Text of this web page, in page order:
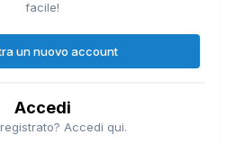
facile!
un nuovo account
Accedi
Accedi qui.